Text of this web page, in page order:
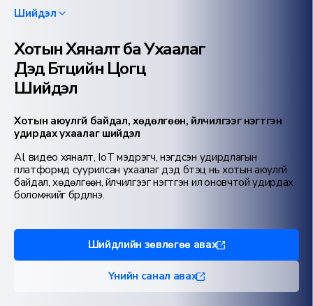
Шийдэл
Хотын Хяналт ба Ухаалаг
Дэд Бүтцийн Цогц
Шийдэл
Хотын аюулгүй байдал, хөдөлгөөн, үйлчилгээг нэгтгэн
удирдах ухаалаг шийдэл
AI, видео хяналт, IoT мэдрэгч, нэгдсэн удирдлагын
платформд суурилсан ухаалаг дэд бүтэц нь хотын аюулгүй
байдал, хөдөлгөөн, үйлчилгээг нэгтгэн илүү оновчтой удирдах
боломжийг бүрдүүлнэ.
Шийдлийн зөвлөгөө авах
Үнийн санал авах